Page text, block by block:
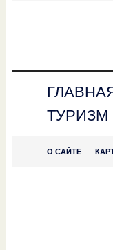
ТУРИЗМ
О САЙТЕ